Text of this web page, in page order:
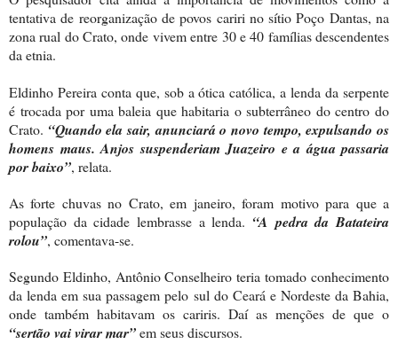
tentativa de reorganização de povos cariri no sítio Poço Dantas, na
zona rual do Crato, onde vivem entre 30 e 40 famílias descendentes
da etnia.
Eldinho Pereira conta que, sob a ótica católica, a lenda da serpente
é trocada por uma baleia que habitaria o subterrâneo do centro do
Crato. “Quando ela sair, anunciará o novo tempo, expulsando os
homens maus. Anjos suspenderiam Juazeiro e a água passaria
por baixo”, relata.
As forte chuvas no Crato, em janeiro, foram motivo para que a
população da cidade lembrasse a lenda. “A pedra da Batateira
rolou”, comentava-se.
Segundo Eldinho, Antônio Conselheiro teria tomado conhecimento
da lenda em sua passagem pelo sul do Ceará e Nordeste da Bahia,
onde também habitavam os cariris. Daí as menções de que o
“sertão vai virar mar”em seus discursos.